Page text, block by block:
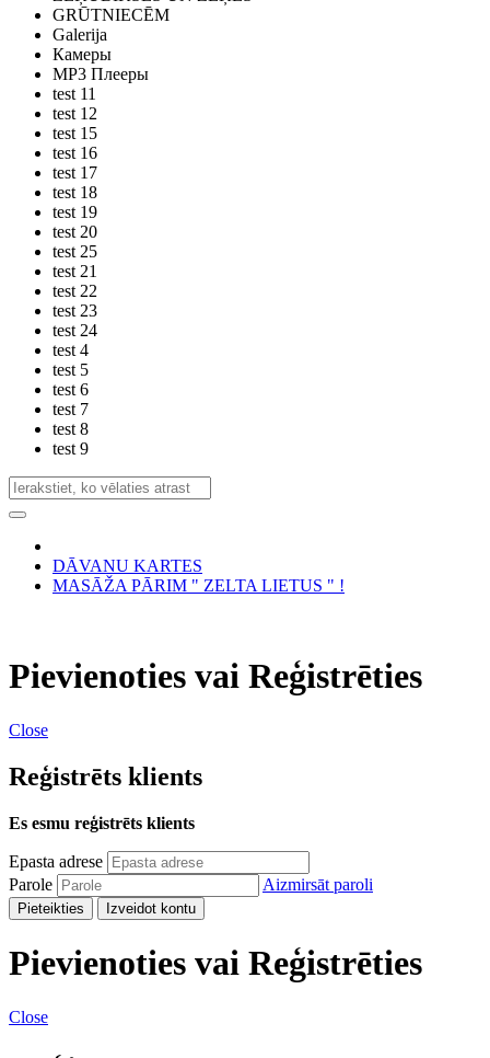
GRŪTNIECĒM
Galerija
Камеры
MP3 Плееры
test 11
test 12
test 15
test 16
test 17
test 18
test 19
test 20
test 25
test 21
test 22
test 23
test 24
test 4
test 5
test 6
test 7
test 8
test 9
DĀVANU KARTES
MASĀŽA PĀRIM " ZELTA LIETUS " !
Pievienoties vai Reģistrēties
Close
Reģistrēts klients
Es esmu reģistrēts klients
Epasta adrese
Parole
Aizmirsāt paroli
Pieteikties Izveidot kontu
Pievienoties vai Reģistrēties
Close